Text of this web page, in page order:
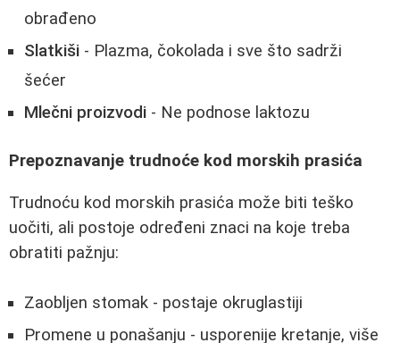
obrađeno
Slatkiši - Plazma, čokolada i sve što sadrži
šećer
Mlečni proizvodi - Ne podnose laktozu
Prepoznavanje trudnoće kod morskih prasića
Trudnoću kod morskih prasića može biti teško
uočiti, ali postoje određeni znaci na koje treba
obratiti pažnju:
Zaobljen stomak - postaje okruglastiji
Promene u ponašanju - usporenije kretanje, više